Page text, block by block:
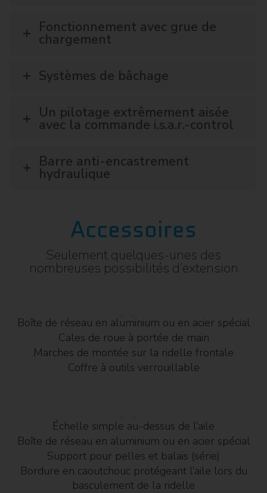
Fonctionnement avec grue de
chargement
Systèmes de bâchage
Un pilotage extrêmement aisée
avec la commande i.s.a.r.-control
Barre anti-encastrement
hydraulique
Accessoires
Seulement quelques-unes des
nombreuses possibilités d’extension
Boîte de réseau en aluminium ou en acier spécial
Cales de roue à portée de main
Marches de montée sur la ridelle frontale
Coffre à outils verrouillable
Échelle simple au-dessus de l’aile
Boîte de réseau en aluminium ou en acier spécial
Support pour pelles et balais (série)
Bordure en caoutchouc protégeant l’aile lors du
basculement de la ridelle